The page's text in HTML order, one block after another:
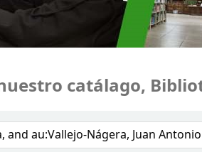
catálago,